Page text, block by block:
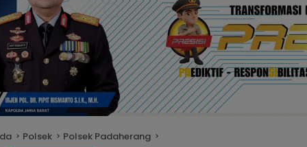
Polsek Polsek Padaherang